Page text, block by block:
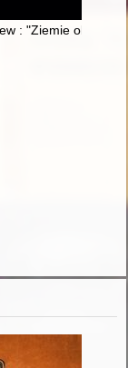
XX wieku w walce
: "Ziemie
Teosofická